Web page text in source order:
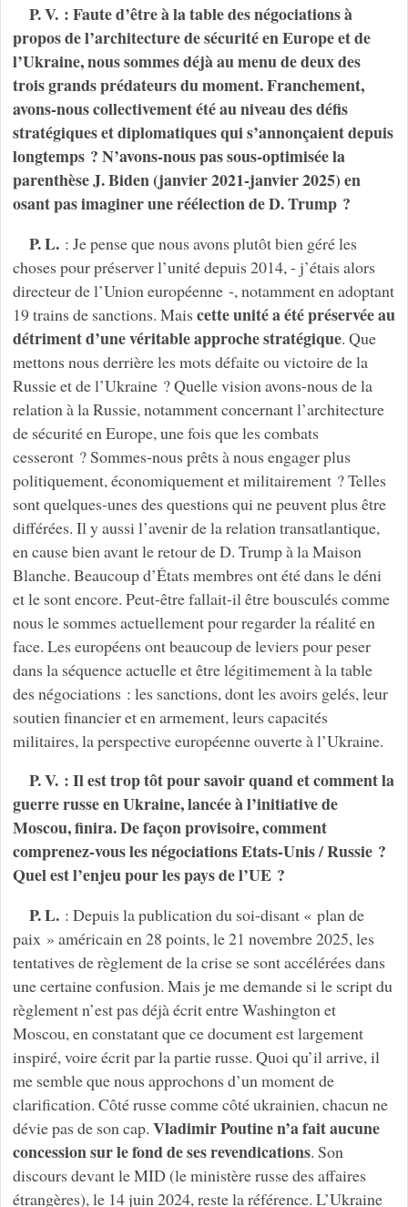
P. V. : Faute d’être à la table des négociations à
propos de l’architecture de sécurité en Europe et de
l’Ukraine, nous sommes déjà au menu de deux des
trois grands prédateurs du moment. Franchement,
avons-nous collectivement été au niveau des défis
stratégiques et diplomatiques qui s’annonçaient depuis
longtemps ? N’avons-nous pas sous-optimisée la
parenthèse J. Biden (janvier 2021-janvier 2025) en
osant pas imaginer une réélection de D. Trump ?
P. L.: Je pense que nous avons plutôt bien géré les
choses pour préserver l’unité depuis 2014, - j’étais alors
directeur de l’Union européenne -, notamment en adoptant
19 trains de sanctions. Mais cette unité a été préservée au
détriment d’une véritable approche stratégique. Que
mettons nous derrière les mots défaite ou victoire de la
Russie et de l’Ukraine ? Quelle vision avons-nous de la
relation à la Russie, notamment concernant l’architecture
de sécurité en Europe, une fois que les combats
cesseront ? Sommes-nous prêts à nous engager plus
politiquement, économiquement et militairement ? Telles
sont quelques-unes des questions qui ne peuvent plus être
différées. Il y aussi l’avenir de la relation transatlantique,
en cause bien avant le retour de D. Trump à la Maison
Blanche. Beaucoup d’États membres ont été dans le déni
et le sont encore. Peut-être fallait-il être bousculés comme
nous le sommes actuellement pour regarder la réalité en
face. Les européens ont beaucoup de leviers pour peser
dans la séquence actuelle et être légitimement à la table
des négociations : les sanctions, dont les avoirs gelés, leur
soutien financier et en armement, leurs capacités
militaires, la perspective européenne ouverte à l’Ukraine.
P. V. : Il est trop tôt pour savoir quand et comment la
guerre russe en Ukraine, lancée à l’initiative de
Moscou, finira. De façon provisoire, comment
comprenez-vous les négociations Etats-Unis / Russie ?
Quel est l’enjeu pour les pays de l’UE ?
P. L.: Depuis la publication du soi-disant « plan de
paix » américain en 28 points, le 21 novembre 2025, les
tentatives de règlement de la crise se sont accélérées dans
une certaine confusion. Mais je me demande si le script du
règlement n’est pas déjà écrit entre Washington et
Moscou, en constatant que ce document est largement
inspiré, voire écrit par la partie russe. Quoi qu’il arrive, il
me semble que nous approchons d’un moment de
clarification. Côté russe comme côté ukrainien, chacun ne
dévie pas de son cap. Vladimir Poutine n’a fait aucune
concession sur le fond de ses revendications. Son
discours devant le MID (le ministère russe des affaires
étrangères), le 14 juin 2024, reste la référence. L’Ukraine